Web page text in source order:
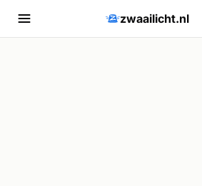
zwaailicht.nl